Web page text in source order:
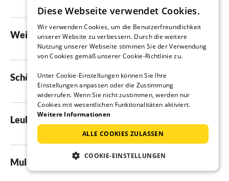
Weischlitz
Schöneck/Vogtland
Leubnitz
Muldenhammer
Diese Webseite verwendet Cookies.
Wir verwenden Cookies, um die Benutzerfreundlichkeit
unserer Website zu verbessern. Durch die weitere
Nutzung unserer Webseite stimmen Sie der Verwendung
von Cookies gemäß unserer Cookie-Richtlinie zu.
Unter Cookie-Einstellungen können Sie Ihre
Einstellungen anpassen oder die Zustimmung
widerrufen. Wenn Sie nicht zustimmen, werden nur
Cookies mit wesentlichen Funktionalitäten aktiviert.
Weitere Informationen
ALLE COOKIES ZULASSEN
COOKIE-EINSTELLUNGEN